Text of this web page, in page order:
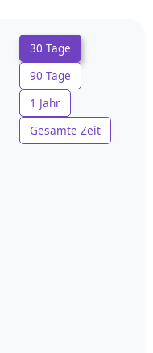
30 Tage
90 Tage
1 Jahr
Gesamte Zeit